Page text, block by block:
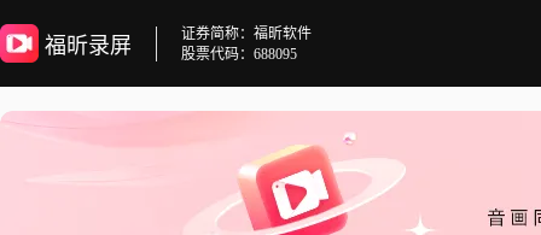
福昕录屏
证券简称：福昕软件
股票代码：688095